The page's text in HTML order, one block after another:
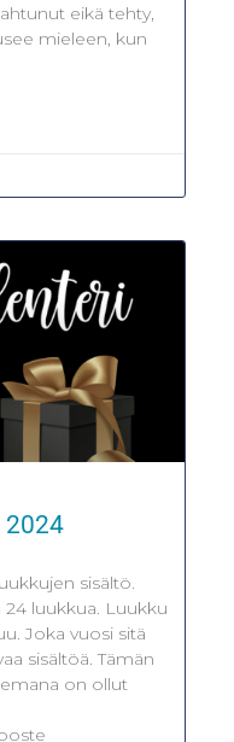
eikä tehty,
mieleen, kun
2024
sisältö.
luukkua. Luukku
Joka vuosi sitä
sisältöä. Tämän
on ollut